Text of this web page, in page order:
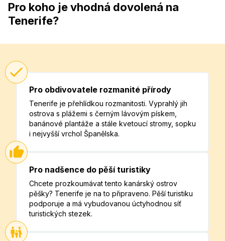
Pro koho je vhodná dovolená na
Tenerife?
Pro obdivovatele rozmanité přírody
Tenerife je přehlídkou rozmanitosti. Vyprahlý jih
ostrova s plážemi s černým lávovým pískem,
banánové plantáže a stále kvetoucí stromy, sopku
i nejvyšší vrchol Španělska.
Pro nadšence do pěší turistiky
Chcete prozkoumávat tento kanárský ostrov
pěšky? Tenerife je na to připraveno. Pěší turistiku
podporuje a má vybudovanou úctyhodnou síť
turistických stezek.